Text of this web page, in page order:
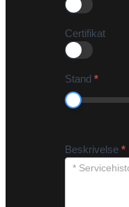
Certifikat
Stand *
Beskrivelse *